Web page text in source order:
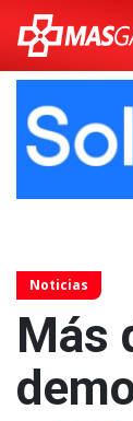
Noticias
Más